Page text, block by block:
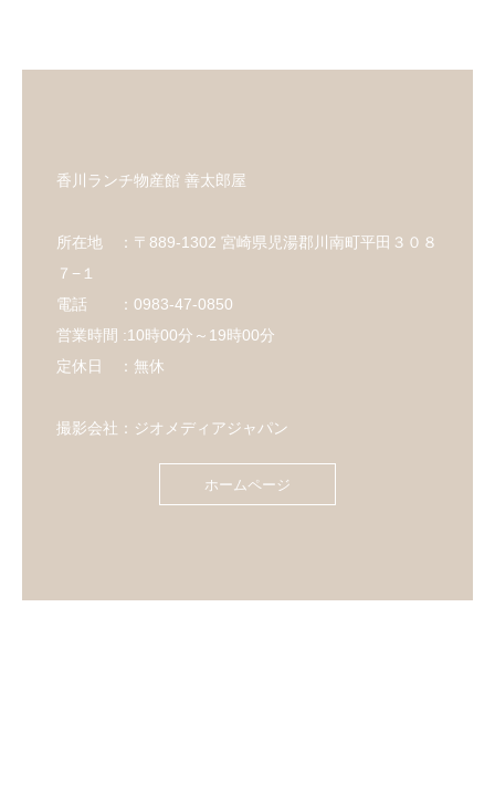
香川ランチ物産館 善太郎屋
所在地 ：〒889-1302 宮崎県児湯郡川南町平田３０８
７−１
電話 ：0983-47-0850
営業時間 :10時00分～19時00分
定休日 ：無休
撮影会社：ジオメディアジャパン
ホームページ